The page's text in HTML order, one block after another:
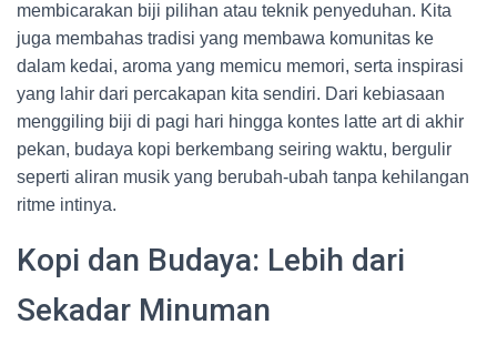
membicarakan biji pilihan atau teknik penyeduhan. Kita
juga membahas tradisi yang membawa komunitas ke
dalam kedai, aroma yang memicu memori, serta inspirasi
yang lahir dari percakapan kita sendiri. Dari kebiasaan
menggiling biji di pagi hari hingga kontes latte art di akhir
pekan, budaya kopi berkembang seiring waktu, bergulir
seperti aliran musik yang berubah-ubah tanpa kehilangan
ritme intinya.
Kopi dan Budaya: Lebih dari
Sekadar Minuman